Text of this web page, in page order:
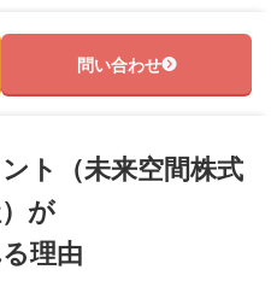
問い合わせ
ト（未来空間株式
が
理由